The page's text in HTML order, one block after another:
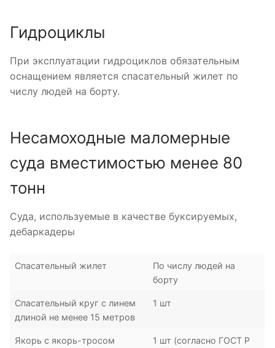
Гидроциклы
При эксплуатации гидроциклов обязательным
оснащением является спасательный жилет по
числу людей на борту.
Несамоходные маломерные
суда вместимостью менее 80
тонн
Суда, используемые в качестве буксируемых,
дебаркадеры
Спасательный жилет
По числу людей на
борту
Спасательный круг с линем
длиной не менее 15 метров
1 шт
Якорь с якорь-тросом
1 шт (согласно ГОСТ Р